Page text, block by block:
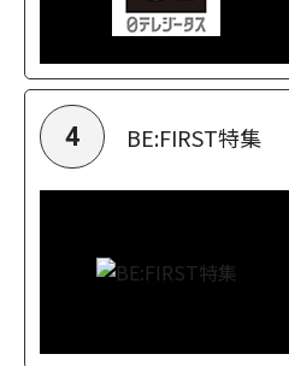
4 BE:FIRST特集